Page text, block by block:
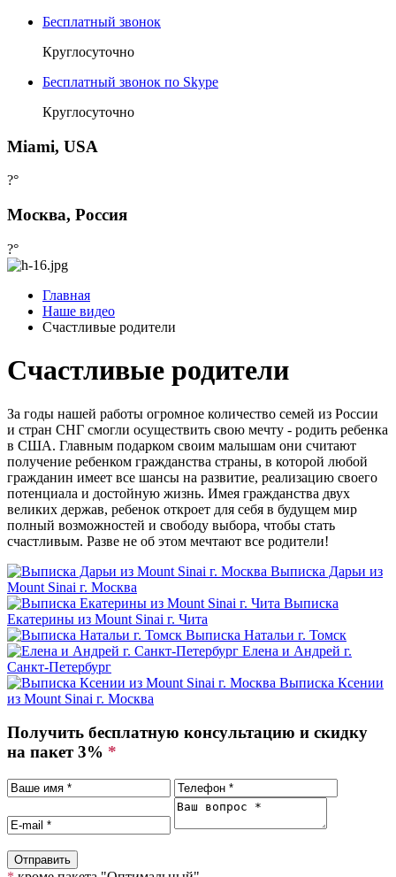
Бесплатный звонок
Круглосуточно
Бесплатный звонок по Skype
Круглосуточно
Miami, USA
?°
Москва, Россия
?°
Главная
Наше видео
Счастливые родители
Счастливые родители
За годы нашей работы огромное количество семей из России
и стран СНГ смогли осуществить свою мечту - родить ребенка
в США. Главным подарком своим малышам они считают
получение ребенком гражданства страны, в которой любой
гражданин имеет все шансы на развитие, реализацию своего
потенциала и достойную жизнь. Имея гражданства двух
великих держав, ребенок откроет для себя в будущем мир
полный возможностей и свободу выбора, чтобы стать
счастливым. Разве не об этом мечтают все родители!
Выписка Дарьи из
Mount Sinai г. Москва
Выписка
Екатерины из Mount Sinai г. Чита
Выписка Натальи г. Томск
Елена и Андрей г.
Санкт-Петербург
Выписка Ксении
из Mount Sinai г. Москва
Получить бесплатную консультацию и скидку
на пакет 3% *